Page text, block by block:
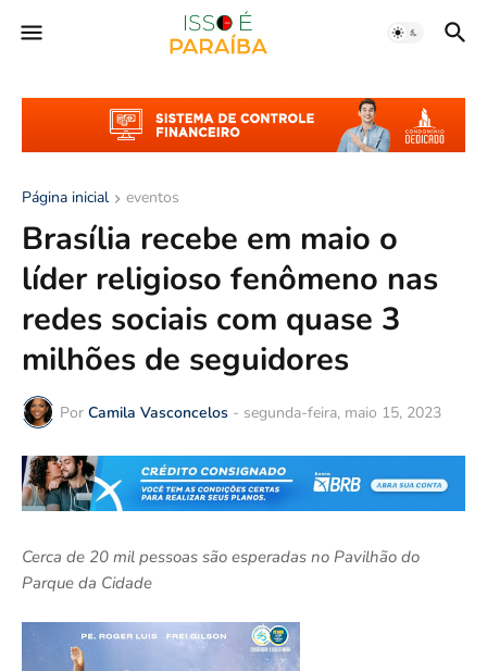
Página inicial eventos
Brasília recebe em maio o
líder religioso fenômeno nas
redes sociais com quase 3
milhões de seguidores
Por Camila Vasconcelos - segunda-feira, maio 15, 2023
Cerca de 20 mil pessoas são esperadas no Pavilhão do
Parque da Cidade